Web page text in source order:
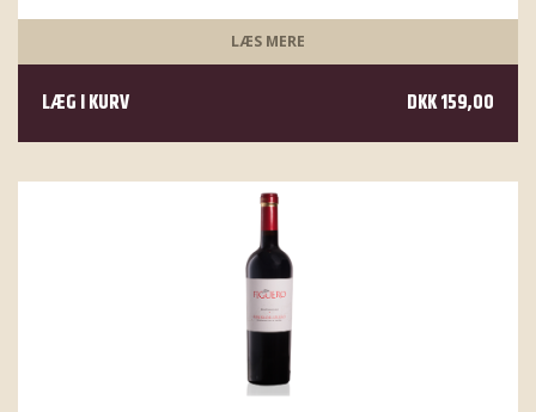
LÆS MERE
LÆG I KURV DKK 159,00